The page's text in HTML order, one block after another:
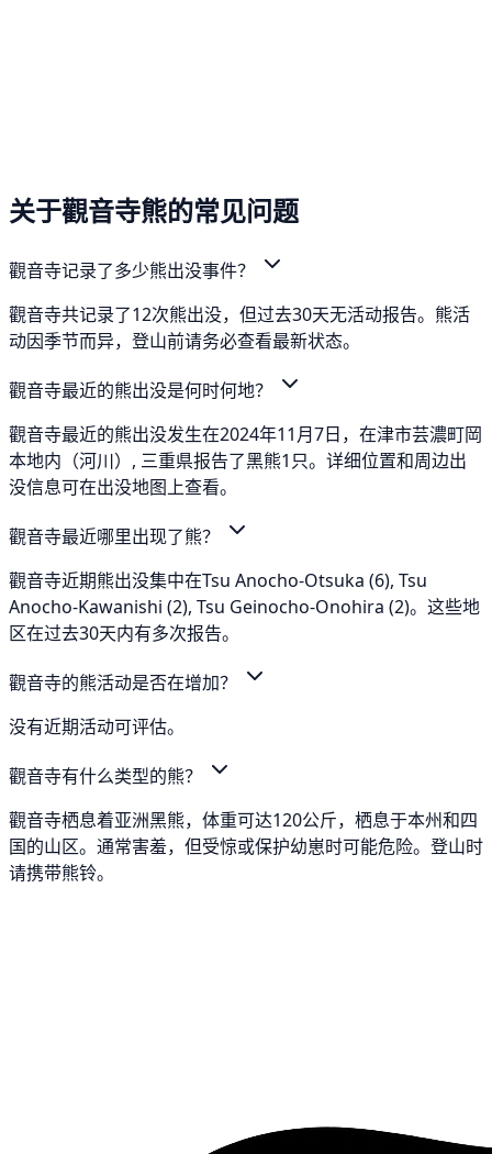
关于觀音寺熊的常见问题
觀音寺记录了多少熊出没事件？
觀音寺共记录了12次熊出没，但过去30天无活动报告。熊活
动因季节而异，登山前请务必查看最新状态。
觀音寺最近的熊出没是何时何地？
觀音寺最近的熊出没发生在2024年11月7日，在津市芸濃町岡
本地内（河川）, 三重県报告了黑熊1只。详细位置和周边出
没信息可在出没地图上查看。
觀音寺最近哪里出现了熊？
觀音寺近期熊出没集中在Tsu Anocho-Otsuka (6), Tsu
Anocho-Kawanishi (2), Tsu Geinocho-Onohira (2)。这些地
区在过去30天内有多次报告。
觀音寺的熊活动是否在增加？
没有近期活动可评估。
觀音寺有什么类型的熊？
觀音寺栖息着亚洲黑熊，体重可达120公斤，栖息于本州和四
国的山区。通常害羞，但受惊或保护幼崽时可能危险。登山时
请携带熊铃。